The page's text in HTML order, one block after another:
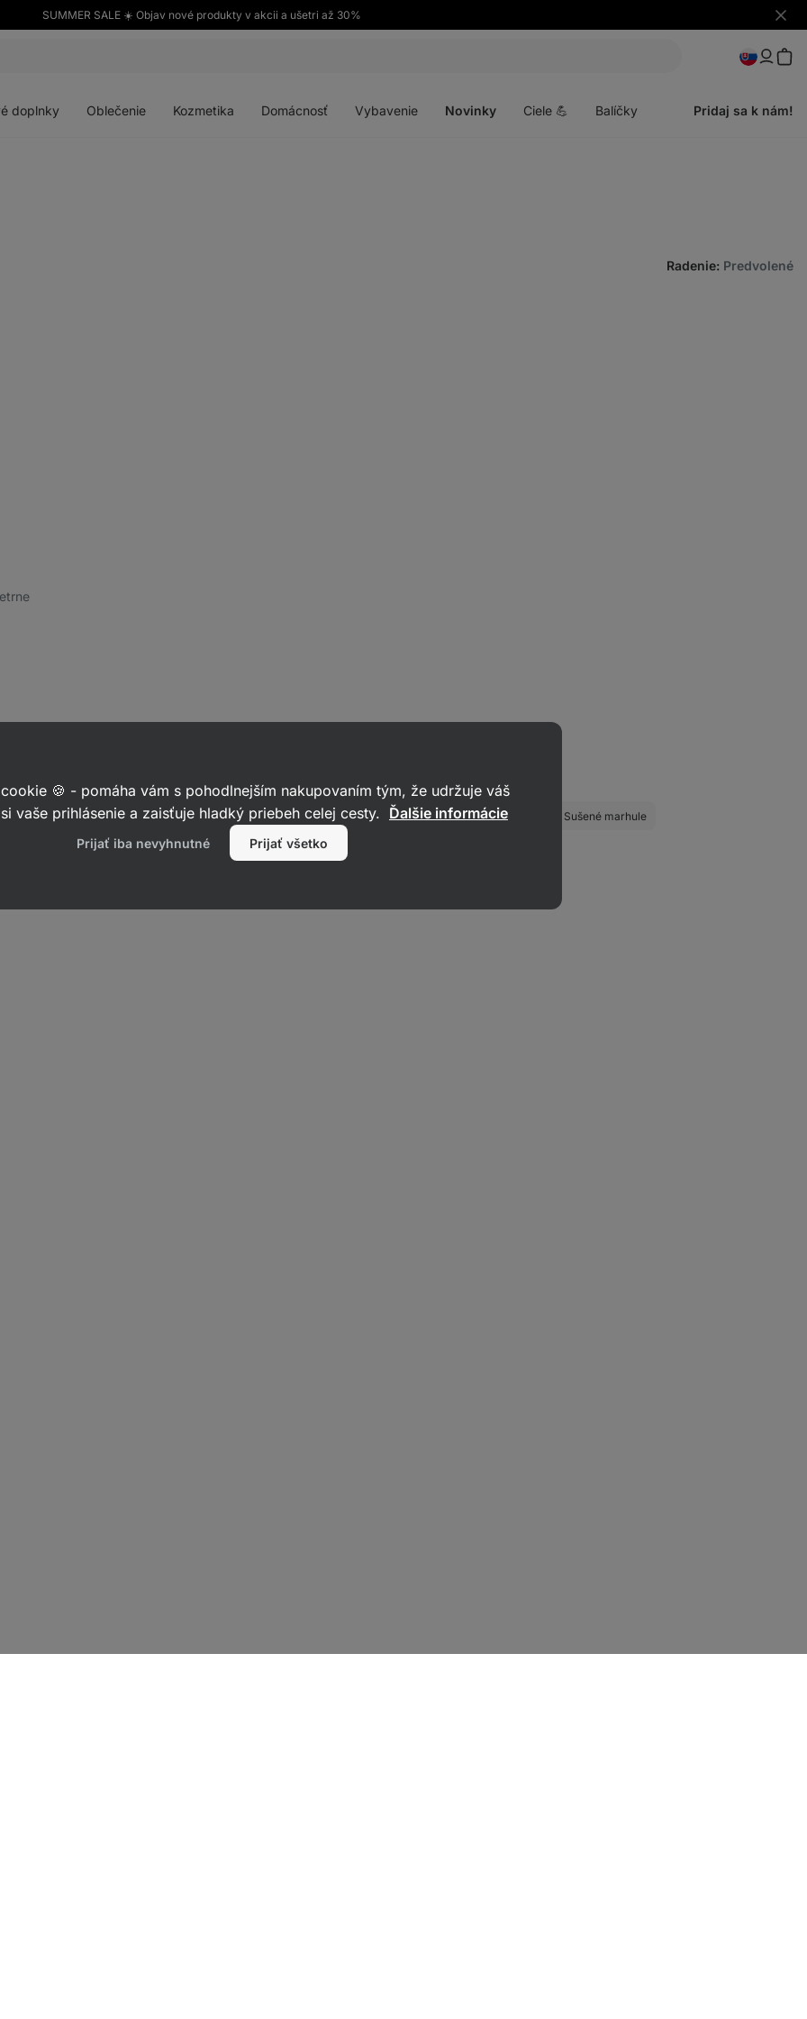
SUMMER SALE ☀️ Objav nové produkty v akcii a ušetri až 30%
Skryť
doplnky Oblečenie Kozmetika Domácnosť Vybavenie Novinky Ciele 💪 Balíčky Pridaj sa k nám!
Radenie: Predvolené
Sušené jahody Sušené mango Sušené maliny Sušené datle Sušený ananás Sušené marhule
🍪 - pomáha vám s pohodlnejším nakupovaním tým, že udržuje váš
vaše prihlásenie a zaisťuje hladký priebeh celej cesty. Ďalšie informácie
Prijať iba nevyhnutné Prijať všetko